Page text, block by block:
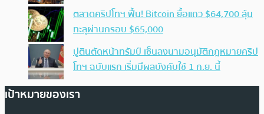
ตลาดคริปโทฯ ฟื้น! Bitcoin ยื้อแถว $64,700 ลุ้น
ทะลุผ่านกรอบ $65,000
ปูตินตัดหน้าทรัมป์ เซ็นลงนามอนุมัติกฎหมายคริป
โทฯ ฉบับแรก เริ่มมีผลบังคับใช้ 1 ก.ย. นี้
เป้าหมายของเรา